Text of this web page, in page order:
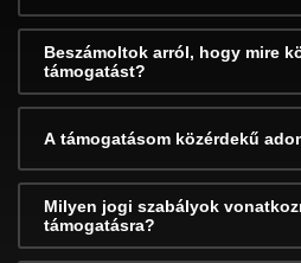
Beszámoltok arról, hogy mire
támogatást?
A támogatásom közérdekű
Milyen jogi szabályok
támogatásra?